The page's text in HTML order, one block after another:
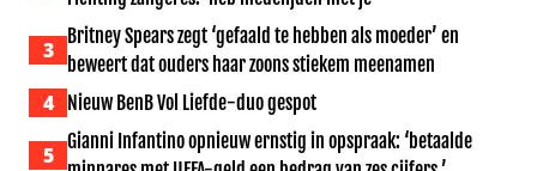
3
Britney Spears zegt ‘gefaald te hebben als moeder’ en
beweert dat ouders haar zoons stiekem meenamen
4 Nieuw BenB Vol Liefde-duo gespot
5
Gianni Infantino opnieuw ernstig in opspraak: ‘betaalde